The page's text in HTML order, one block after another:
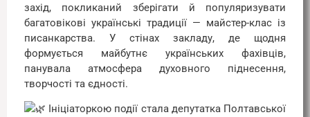
захід, покликаний зберігати й популяризувати
багатовікові українські традиції — майстер-клас із
писанкарства. У стінах закладу, де щодня
формується майбутнє українських фахівців,
панувала атмосфера духовного піднесення,
творчості та єдності.
Ініціаторкою події стала депутатка Полтавської